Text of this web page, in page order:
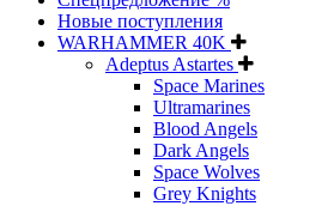
Новые поступления
WARHAMMER 40K
Adeptus Astartes
Space Marines
Ultramarines
Blood Angels
Dark Angels
Space Wolves
Grey Knights